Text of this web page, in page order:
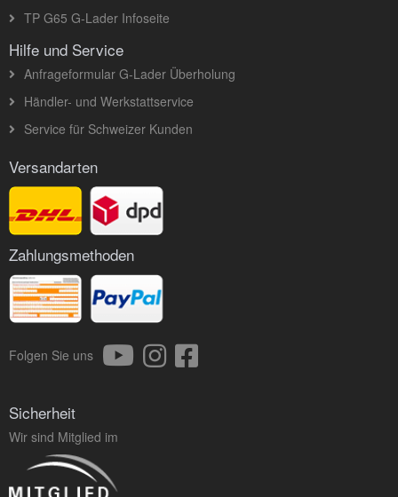
TP G65 G-Lader Infoseite
Hilfe und Service
Anfrageformular G-Lader Überholung
Händler- und Werkstattservice
Service für Schweizer Kunden
Versandarten
Zahlungsmethoden
Folgen Sie uns
Sicherheit
Wir sind Mitglied im